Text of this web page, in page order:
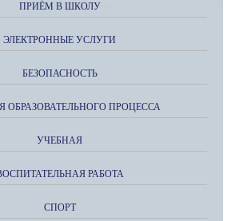
ПРИЁМ В ШКОЛУ
ЭЛЕКТРОННЫЕ УСЛУГИ
БЕЗОПАСНОСТЬ
ОБРАЗОВАТЕЛЬНОГО ПРОЦЕССА
УЧЕБНАЯ
РАБОТА
СПОРТ